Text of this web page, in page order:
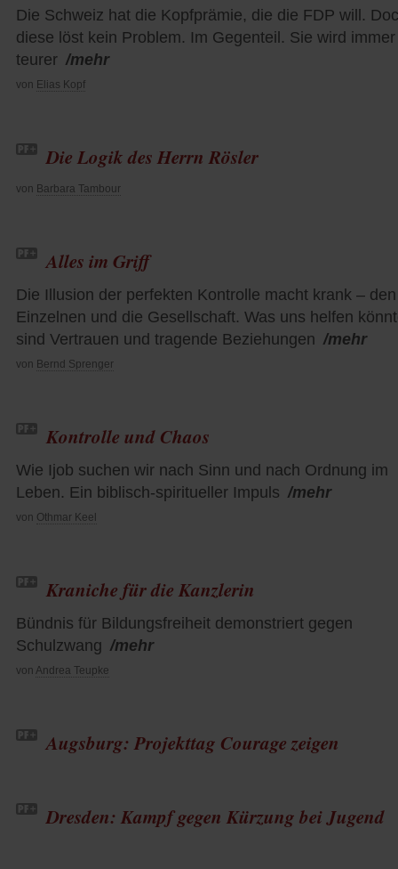
Die Schweiz hat die Kopfprämie, die die FDP will.
diese löst kein Problem. Im Gegenteil. Sie wird immer
teurer /mehr
von Elias Kopf
Die Logik des Herrn Rösler
von Barbara Tambour
Alles im Griff
Die Illusion der perfekten Kontrolle macht krank – den
Einzelnen und die Gesellschaft. Was uns helfen
sind Vertrauen und tragende Beziehungen /mehr
von Bernd Sprenger
Kontrolle und Chaos
Wie Ijob suchen wir nach Sinn und nach Ordnung im
Leben. Ein biblisch-spiritueller Impuls /mehr
von Othmar Keel
Kraniche für die Kanzlerin
Bündnis für Bildungsfreiheit demonstriert gegen
Schulzwang /mehr
von Andrea Teupke
Augsburg: Projekttag Courage zeigen
Dresden: Kampf gegen Kürzung bei Jugend